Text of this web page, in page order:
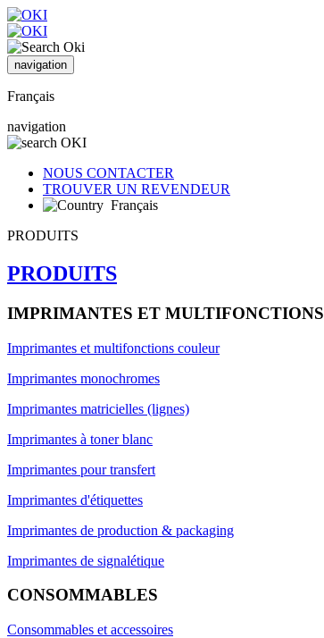
navigation
Français
navigation
NOUS CONTACTER
TROUVER UN REVENDEUR
Français
PRODUITS
PRODUITS
IMPRIMANTES ET MULTIFONCTIONS
Imprimantes et multifonctions couleur
Imprimantes monochromes
Imprimantes matricielles (lignes)
Imprimantes à toner blanc
Imprimantes pour transfert
Imprimantes d'étiquettes
Imprimantes de production & packaging
Imprimantes de signalétique
CONSOMMABLES
Consommables et accessoires